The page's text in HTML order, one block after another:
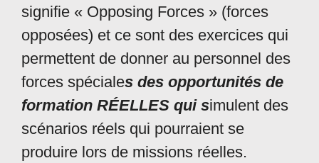
signifie « Opposing Forces » (forces
opposées) et ce sont des exercices qui
permettent de donner au personnel des
forces spéciales des opportunités de
formation RÉELLES qui simulent des
scénarios réels qui pourraient se
produire lors de missions réelles.